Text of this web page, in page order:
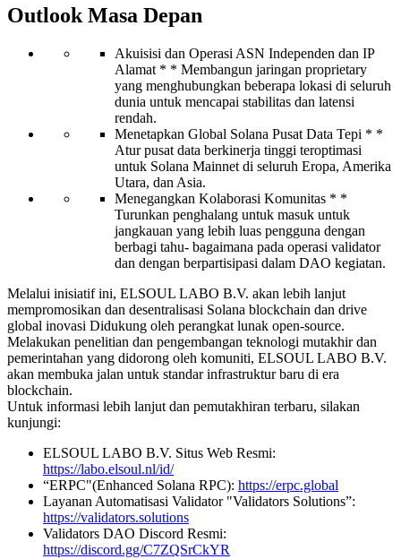
Outlook Masa Depan
Akuisisi dan Operasi ASN Independen dan IP
Alamat * * Membangun jaringan proprietary
yang menghubungkan beberapa lokasi di seluruh
dunia untuk mencapai stabilitas dan latensi
rendah.
Menetapkan Global Solana Pusat Data Tepi * *
Atur pusat data berkinerja tinggi teroptimasi
untuk Solana Mainnet di seluruh Eropa, Amerika
Utara, dan Asia.
Menegangkan Kolaborasi Komunitas * *
Turunkan penghalang untuk masuk untuk
jangkauan yang lebih luas pengguna dengan
berbagi tahu- bagaimana pada operasi validator
dan dengan berpartisipasi dalam DAO kegiatan.
Melalui inisiatif ini, ELSOUL LABO B.V. akan lebih lanjut
mempromosikan dan desentralisasi Solana blockchain dan drive
global inovasi Didukung oleh perangkat lunak open-source.
Melakukan penelitian dan pengembangan teknologi mutakhir dan
pemerintahan yang didorong oleh komuniti, ELSOUL LABO B.V.
akan membuka jalan untuk standar infrastruktur baru di era
blockchain.
Untuk informasi lebih lanjut dan pemutakhiran terbaru, silakan
kunjungi:
ELSOUL LABO B.V. Situs Web Resmi:
https://labo.elsoul.nl/id/
“ERPC"(Enhanced Solana RPC): https://erpc.global
Layanan Automatisasi Validator "Validators Solutions”:
https://validators.solutions
Validators DAO Discord Resmi:
https://discord.gg/C7ZQSrCkYR